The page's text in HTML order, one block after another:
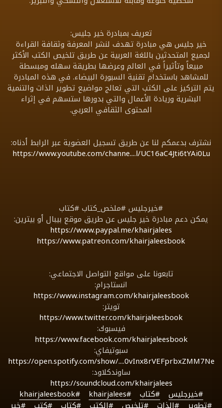
تعريف بمبادرة خير جليس:
خير جليس هي مبادرة تهدف لنشر المعرفة وثقافة القراءة
لجميع المتحدثين باللغة العربية عن طريق تلخيص الكتب الأكثر
مبيعاً وتأثيراً في العالم وعرضها بطريقة سهله ومبسطة
للمشاهد باستخدام تقنية السبورة البيضاء. في هذه المبادرة
يتم التركيز على الكتب التي تعالج مواضيع تطوير الذات والتنمية
البشرية وريادة الأعمال والتي بدورها ستسهم في إثراء
المحتوى الثقافي العربي.
نشترف بدعمكم لنا عن طريق تسجيل العضوية عبر الرابط أدناه:
https://www.youtube.com/channe....l/UC16aC4Jti6tYAi0Lu
#خيرجليس #ملخص_كتاب #كتاب
يمكن دعم مبادرة خير جليس عن طريق موقع بيبال أو بيترين:
https://www.paypal.me/khairjalees
https://www.patreon.com/khairjaleesbook
تابعونا على مواقع التواصل الاجتماعي:
انستاجرام:
https://www.instagram.com/khairjaleesbook
تويتر:
https://www.twitter.com/khairjaleesbook
فيسبوك:
https://www.facebook.com/khairjaleesbook
سبوتيفاي:
https://open.spotify.com/show/....0vInx8rVEFprbxZMM7Ne
ساوندكلاود:
https://soundcloud.com/khairjalees
#خيرجليس #كتاب #khairjalees
#khairjaleesbook